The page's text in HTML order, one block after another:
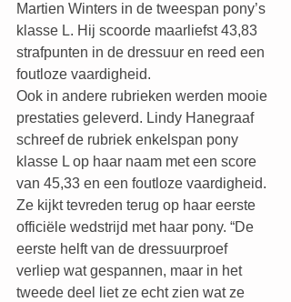
Martien Winters in de tweespan pony’s
klasse L. Hij scoorde maarliefst 43,83
strafpunten in de dressuur en reed een
foutloze vaardigheid.
Ook in andere rubrieken werden mooie
prestaties geleverd. Lindy Hanegraaf
schreef de rubriek enkelspan pony
klasse L op haar naam met een score
van 45,33 en een foutloze vaardigheid.
Ze kijkt tevreden terug op haar eerste
officiële wedstrijd met haar pony. “De
eerste helft van de dressuurproef
verliep wat gespannen, maar in het
tweede deel liet ze echt zien wat ze